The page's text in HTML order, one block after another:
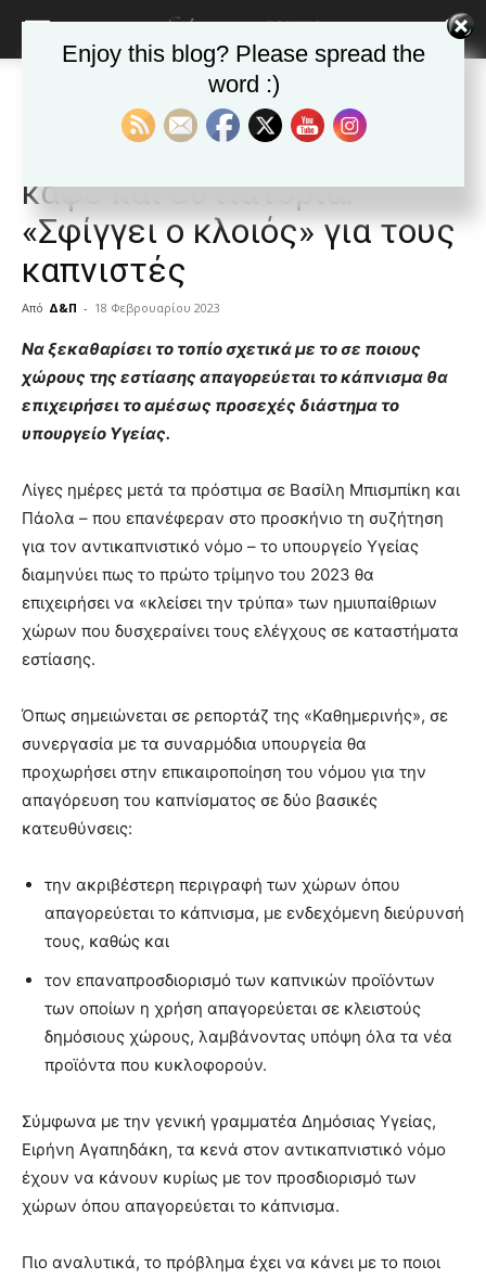
ΕΙΔΗΣΕΙΣ Ελλαδα
«Τέλος» το τσιγάρο σε
καφέ και εστιατόρια:
«Σφίγγει ο κλοιός» για τους
καπνιστές
Από Δ&Π - 18 Φεβρουαρίου 2023
blonde
lesbians
very
hot
cam
xxx
lyons
teaches
you
the
meaning
of
pain.
hd
Να ξεκαθαρίσει το τοπίο σχετικά με το σε ποιους
χώρους της εστίασης απαγορεύεται το κάπνισμα θα
επιχειρήσει το αμέσως προσεχές διάστημα το
υπουργείο Υγείας.
Λίγες ημέρες μετά τα πρόστιμα σε Βασίλη Μπισμπίκη και
Πάολα – που επανέφεραν στο προσκήνιο τη συζήτηση
για τον αντικαπνιστικό νόμο – το υπουργείο Υγείας
διαμηνύει πως το πρώτο τρίμηνο του 2023 θα
επιχειρήσει να «κλείσει την τρύπα» των ημιυπαίθριων
χώρων που δυσχεραίνει τους ελέγχους σε καταστήματα
εστίασης.
Όπως σημειώνεται σε ρεπορτάζ της «Καθημερινής», σε
συνεργασία με τα συναρμόδια υπουργεία θα
προχωρήσει στην επικαιροποίηση του νόμου για την
απαγόρευση του καπνίσματος σε δύο βασικές
κατευθύνσεις:
την ακριβέστερη περιγραφή των χώρων όπου
απαγορεύεται το κάπνισμα, με ενδεχόμενη διεύρυνσή
τους, καθώς και
τον επαναπροσδιορισμό των καπνικών προϊόντων
των οποίων η χρήση απαγορεύεται σε κλειστούς
δημόσιους χώρους, λαμβάνοντας υπόψη όλα τα νέα
προϊόντα που κυκλοφορούν.
Σύμφωνα με την γενική γραμματέα Δημόσιας Υγείας,
Ειρήνη Αγαπηδάκη, τα κενά στον αντικαπνιστικό νόμο
έχουν να κάνουν κυρίως με τον προσδιορισμό των
χώρων όπου απαγορεύεται το κάπνισμα.
Πιο αναλυτικά, το πρόβλημα έχει να κάνει με το ποιοι
Enjoy this blog? Please spread the
word :)